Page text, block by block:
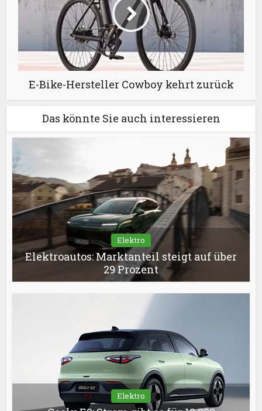
E-Bike-Hersteller Cowboy kehrt zurück
Das könnte Sie auch interessieren
Elektro
Elektroautos: Marktanteil steigt auf über
29 Prozent
Elektro